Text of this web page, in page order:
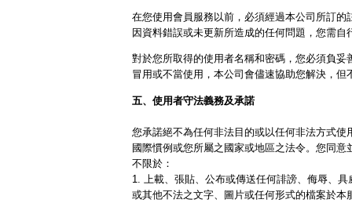
在您使用會員服務以前，必須經過本公司所訂
因資料錯誤或未更新所造成的任何問題，您需自
對於您所取得的使用者名稱和密碼，您必須負
冒用或不當使用，本公司會儘速協助您解決，
五、使用者守法義務及承諾
您承諾絕不為任何非法目的或以任何非法方式
國際慣例或您所屬之國家或地區之法令。您同
不限於：
1. 上載、張貼、公布或傳送任何誹謗、侮辱、
或其他不法之文字、圖片或任何形式的檔案於本